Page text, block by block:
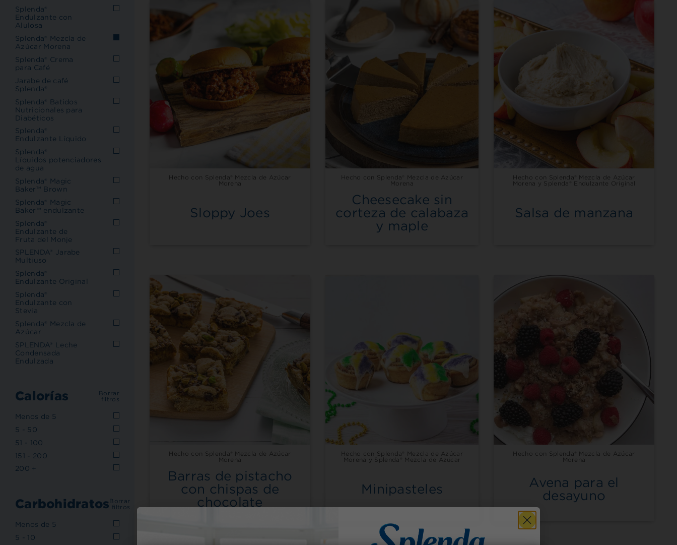
Splenda®
Endulzante con
Alulosa
Splenda® Mezcla de
Azúcar Morena
Splenda® Crema
para Café
Jarabe de café
Splenda®
Splenda® Batidos
Nutricionales para
Diabéticos
Splenda®​​​​​​​
Endulzante Líquido
Splenda®
Líquidos potenciadores
de agua
Splenda® Magic
Baker™ Brown
Splenda® Magic
Baker™ endulzante
Splenda®
Endulzante de
Fruta del Monje
SPLENDA® Jarabe
Multiuso
Splenda®
Endulzante Original
Splenda®
Endulzante con
Stevia
Splenda® Mezcla de
Azúcar
SPLENDA® Leche
Condensada
Endulzada
Calorías
Borrar
filtros
Menos de 5
5 - 50
51 - 100
151 - 200
200 +
CarbohidratosBorrar
filtros
Menos de 5
5 - 10
Hecho con Splenda® Mezcla de Azúcar
Morena
Sloppy Joes
Hecho con Splenda® Mezcla de Azúcar
Morena
Cheesecake sin
corteza de calabaza
y maple
Hecho con Splenda® Mezcla de Azúcar
Morena y Splenda® Endulzante Original
Salsa de manzana
Hecho con Splenda® Mezcla de Azúcar
Morena
Barras de pistacho
con chispas de
chocolate
Hecho con Splenda® Mezcla de Azúcar
Morena y Splenda® Mezcla de Azúcar
Minipasteles
Hecho con Splenda® Mezcla de Azúcar
Morena
Avena para el
desayuno